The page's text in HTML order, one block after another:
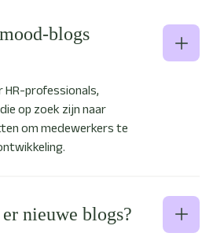
blogs
HR-professionals,
op zoek zijn naar
om medewerkers te
nieuwe blogs?